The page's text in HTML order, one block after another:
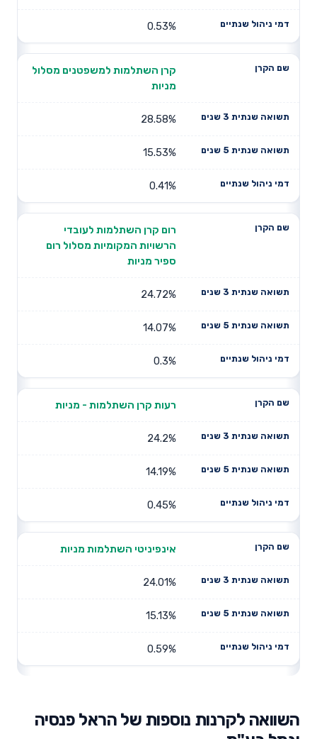
0.53%
קרן השתלמות למשפטנים מסלול
מניות
28.58%
15.53%
0.41%
רום קרן השתלמות לעובדי
הרשויות המקומיות מסלול רום
ספיר מניות
24.72%
14.07%
0.3%
רעות קרן השתלמות - מניות
24.2%
14.19%
0.45%
אינפיניטי השתלמות מניות
24.01%
15.13%
0.59%
השוואה לקרנות נוספות של הראל פנסיה